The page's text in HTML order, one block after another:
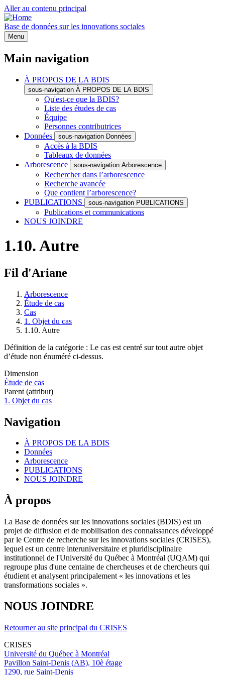
Aller au contenu principal
Base de données sur les innovations sociales
Menu
Main navigation
À PROPOS DE LA BDIS
sous-navigation À PROPOS DE LA BDIS
Qu'est-ce que la BDIS?
Liste des études de cas
Équipe
Personnes contributrices
Données
sous-navigation Données
Accès à la BDIS
Tableaux de données
Arborescence
sous-navigation Arborescence
Rechercher dans l’arborescence
Recherche avancée
Que contient l’arborescence?
PUBLICATIONS
sous-navigation PUBLICATIONS
Publications et communications
NOUS JOINDRE
1.10. Autre
Fil d'Ariane
Arborescence
Étude de cas
Cas
1. Objet du cas
1.10. Autre
Définition de la catégorie : Le cas est centré sur tout autre objet
d’étude non énuméré ci-dessus.
Dimension
Étude de cas
Parent (attribut)
1. Objet du cas
Navigation
À PROPOS DE LA BDIS
Données
Arborescence
PUBLICATIONS
NOUS JOINDRE
À propos
La Base de données sur les innovations sociales (BDIS) est un
projet de diffusion et de mobilisation des connaissances développé
par le Centre de recherche sur les innovations sociales (CRISES),
lequel est un centre interuniversitaire et pluridisciplinaire
institutionnel de l'Université du Québec à Montréal (UQAM) qui
regroupe plus d'une centaine de chercheuses et de chercheurs qui
étudient et analysent principalement « les innovations et les
transformations sociales ».
NOUS JOINDRE
Retourner au site principal du CRISES
CRISES
Université du Québec à Montréal
Pavillon Saint-Denis (AB), 10è étage
1290, rue Saint-Denis